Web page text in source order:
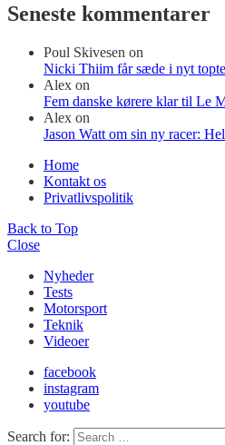
Seneste kommentarer
Poul Skivesen on
Nicki Thiim får sæde i nyt
Alex on
Fem danske kørere klar til Le
Alex on
Jason Watt om sin ny racer:
Home
Kontakt os
Privatlivspolitik
Back to Top
Close
Nyheder
Tests
Motorsport
Teknik
Videoer
facebook
instagram
youtube
Search for: